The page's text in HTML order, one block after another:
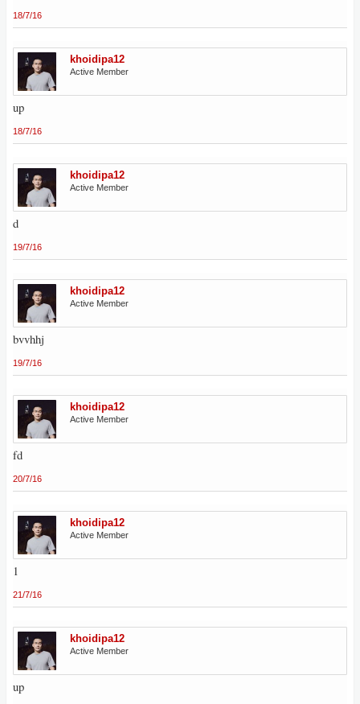
18/7/16
khoidipa12
Active Member
up
18/7/16
khoidipa12
Active Member
d
19/7/16
khoidipa12
Active Member
bvvhhj
19/7/16
khoidipa12
Active Member
fd
20/7/16
khoidipa12
Active Member
1
21/7/16
khoidipa12
Active Member
up